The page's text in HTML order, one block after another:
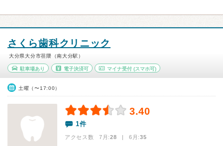
さくら歯科クリニック
大分県大分市荏隈（南大分駅）
駐車場あり 電子決済可 マイナ受付 (スマホ可)
土曜（〜17:00）
3.40
1件
アクセス数 7月:28 | 6月:35